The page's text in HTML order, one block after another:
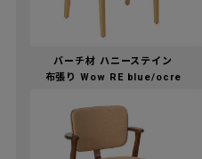
バーチ材 ハニーステイン
布張り Wow RE blue/ocre